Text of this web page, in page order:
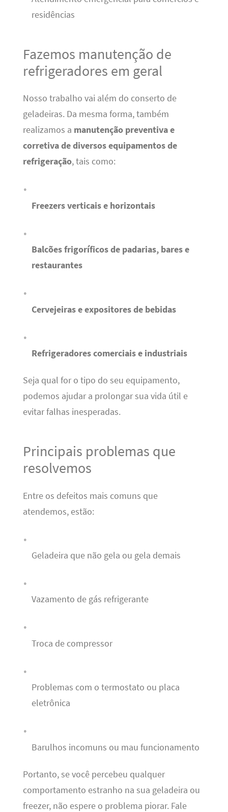
residências
Fazemos manutenção de
refrigeradores em geral
Nosso trabalho vai além do conserto de
geladeiras. Da mesma forma, também
realizamos a manutenção preventiva e
corretiva de diversos equipamentos de
refrigeração, tais como:
Freezers verticais e horizontais
Balcões frigoríficos de padarias, bares e
restaurantes
Cervejeiras e expositores de bebidas
Refrigeradores comerciais e industriais
Seja qual for o tipo do seu equipamento,
podemos ajudar a prolongar sua vida útil e
evitar falhas inesperadas.
Principais problemas que
resolvemos
Entre os defeitos mais comuns que
atendemos, estão:
Geladeira que não gela ou gela demais
Vazamento de gás refrigerante
Troca de compressor
Problemas com o termostato ou placa
eletrônica
Barulhos incomuns ou mau funcionamento
Portanto, se você percebeu qualquer
comportamento estranho na sua geladeira ou
freezer, não espere o problema piorar. Fale